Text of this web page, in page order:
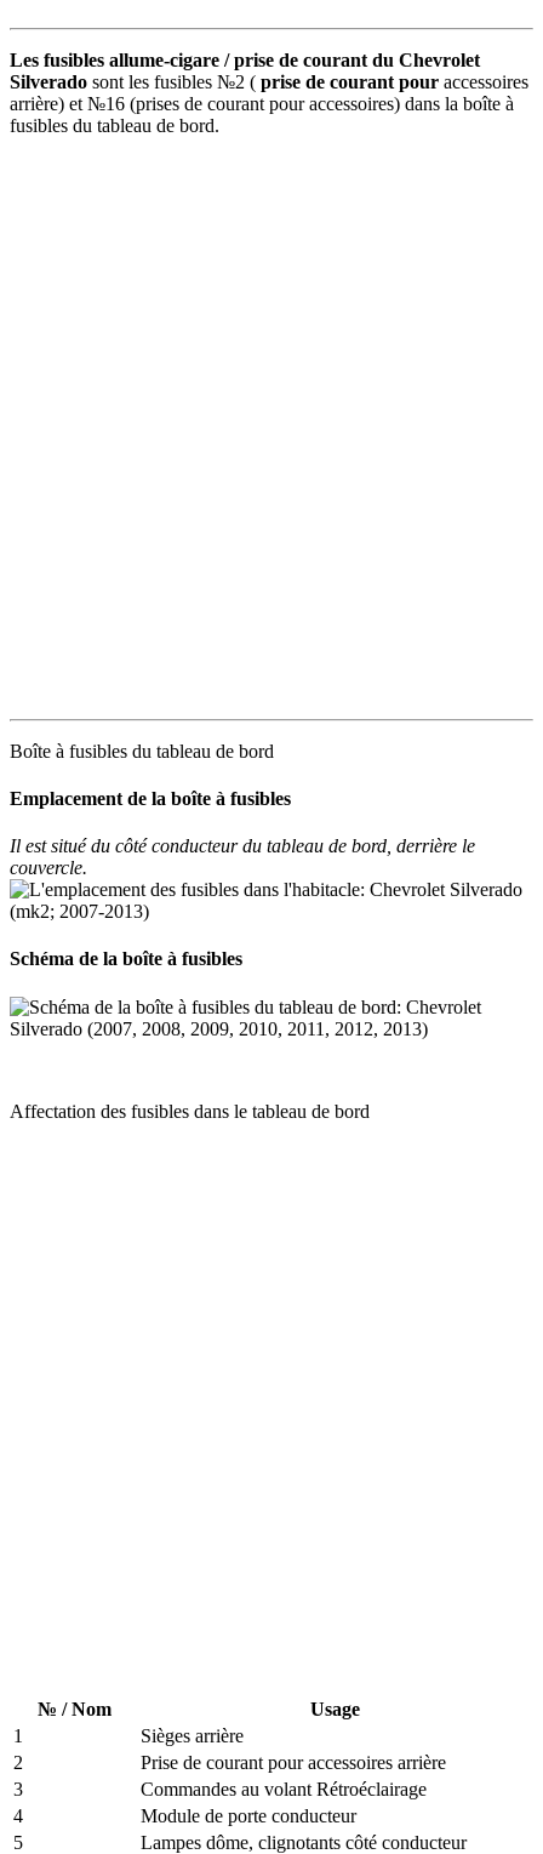
Les fusibles allume-cigare / prise de courant du Chevrolet
Silverado sont les fusibles №2 ( prise de courant pour accessoires
arrière) et №16 (prises de courant pour accessoires) dans la boîte à
fusibles du tableau de bord.
Boîte à fusibles du tableau de bord
Emplacement de la boîte à fusibles
Il est situé du côté conducteur du tableau de bord, derrière le
couvercle.
Schéma de la boîte à fusibles
Affectation des fusibles dans le tableau de bord
№ / Nom
Usage
1
Sièges arrière
2
Prise de courant pour accessoires arrière
3
Commandes au volant Rétroéclairage
4
Module de porte conducteur
5
Lampes dôme, clignotants côté conducteur